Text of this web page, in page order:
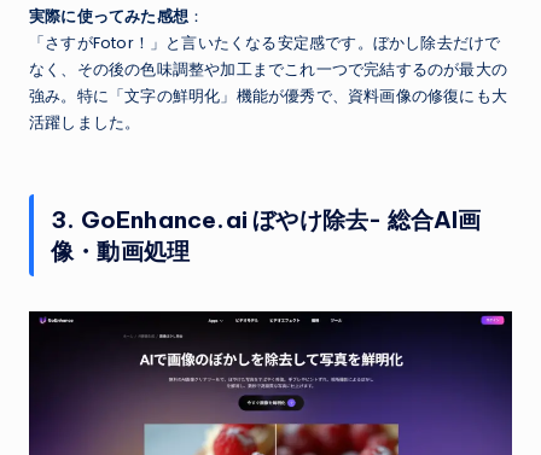
実際に使ってみた感想 ：
「さすがFotor！」と言いたくなる安定感です。ぼかし除去だけで
なく、その後の色味調整や加工までこれ一つで完結するのが最大の
強み。特に「文字の鮮明化」機能が優秀で、資料画像の修復にも大
活躍しました。
3. GoEnhance.ai ぼやけ除去- 総合AI画
像・動画処理